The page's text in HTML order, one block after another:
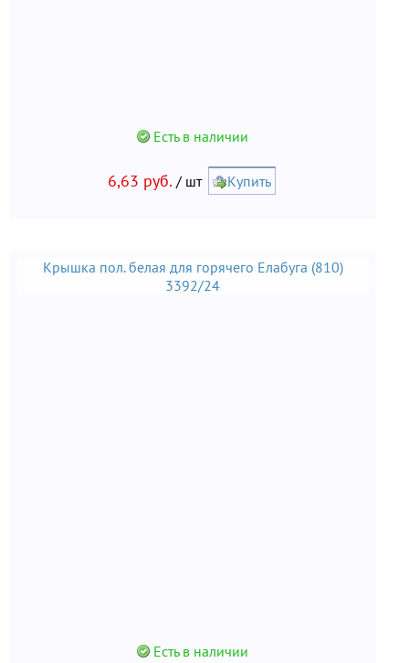
Есть в наличии
6,63 руб. / шт Купить
Крышка пол. белая для горячего Елабуга (810)
3392/24
Есть в наличии